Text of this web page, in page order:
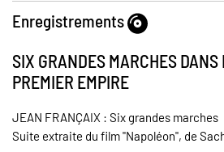
Enregistrements
SIX GRANDES MARCHES
PREMIER EMPIRE
JEAN FRANÇAIX : Six grandes marches
Suite extraite du film "Napoléon", de